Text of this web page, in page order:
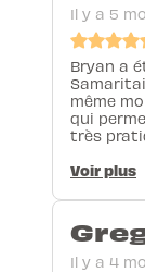
Il y a 5
Bryan a
même
qui
très
Voir plus
Il y a 4